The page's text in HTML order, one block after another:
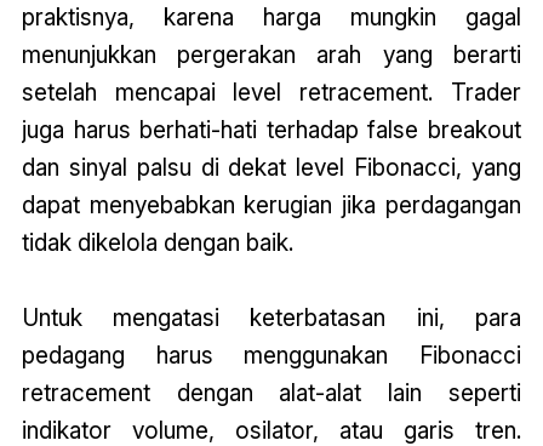
praktisnya, karena harga mungkin gagal
menunjukkan pergerakan arah yang berarti
setelah mencapai level retracement. Trader
juga harus berhati-hati terhadap false breakout
dan sinyal palsu di dekat level Fibonacci, yang
dapat menyebabkan kerugian jika perdagangan
tidak dikelola dengan baik.
Untuk mengatasi keterbatasan ini, para
pedagang harus menggunakan Fibonacci
retracement dengan alat-alat lain seperti
indikator volume, osilator, atau garis tren.